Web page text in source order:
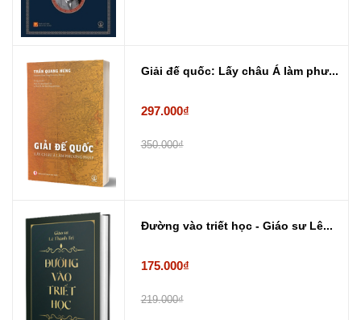
Giải đế quốc: Lấy châu Á làm phư...
297.000₫
350.000₫
Đường vào triết học - Giáo sư Lê...
175.000₫
219.000₫